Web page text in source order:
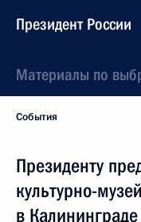
Президент России
Материалы по
События
Президенту
культурно-
в Калининграде